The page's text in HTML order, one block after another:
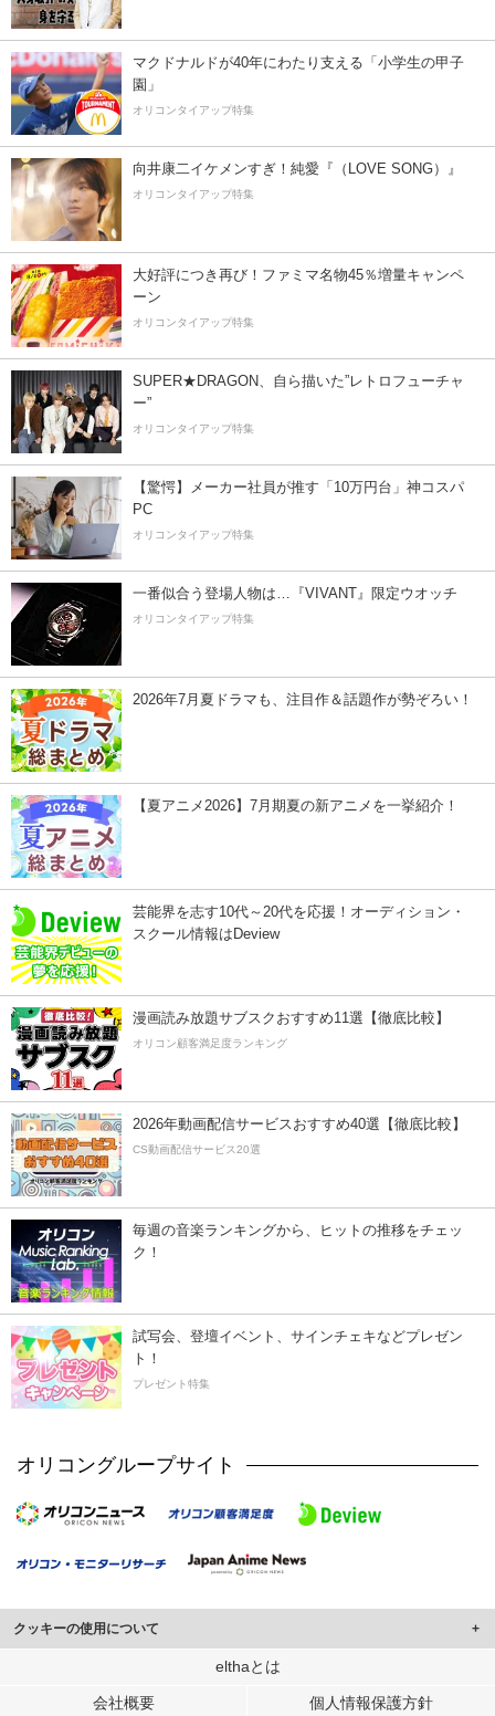
マクドナルドが40年にわたり支える「小学生の甲子
園」
オリコンタイアップ特集
向井康二イケメンすぎ！純愛『（LOVE SONG）』
オリコンタイアップ特集
大好評につき再び！ファミマ名物45％増量キャンペ
ーン
オリコンタイアップ特集
SUPER★DRAGON、自ら描いた”レトロフューチャ
ー”
オリコンタイアップ特集
【驚愕】メーカー社員が推す「10万円台」神コスパ
PC
オリコンタイアップ特集
一番似合う登場人物は…『VIVANT』限定ウオッチ
オリコンタイアップ特集
2026年7月夏ドラマも、注目作＆話題作が勢ぞろい！
【夏アニメ2026】7月期夏の新アニメを一挙紹介！
芸能界を志す10代～20代を応援！オーディション・
スクール情報はDeview
漫画読み放題サブスクおすすめ11選【徹底比較】
オリコン顧客満足度ランキング
2026年動画配信サービスおすすめ40選【徹底比較】
CS動画配信サービス20選
毎週の音楽ランキングから、ヒットの推移をチェッ
ク！
試写会、登壇イベント、サインチェキなどプレゼン
ト！
プレゼント特集
オリコングループサイト
クッキーの使用について
このサイトでは Cookie を使用して、ユーザーに合わせたコンテンツや広告の
行っています。
elthaとは
会社概要 個人情報保護方針